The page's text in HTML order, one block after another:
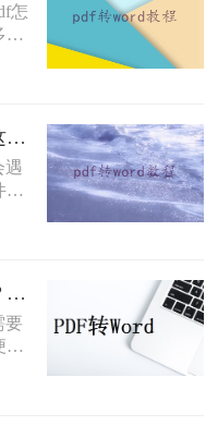
怎
转
pdf怎么转换成word？来试试这三种实用方法！
遇
的
将
轻
。
pdf文件如何转换成word文档？这三个方法让你快速操作！
要
进